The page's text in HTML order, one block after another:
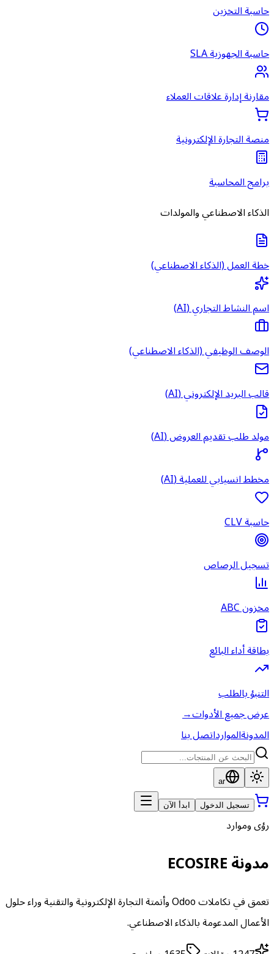
حاسبة التخزين
حاسبة الجهوزية SLA
مقارنة إدارة علاقات العملاء
منصة التجارة الإلكترونية
برامج المحاسبة
الذكاء الاصطناعي والمولدات
خطة العمل (الذكاء الاصطناعي)
اسم النشاط التجاري (AI)
الوصف الوظيفي (الذكاء الاصطناعي)
قالب البريد الإلكتروني (AI)
مولد طلب تقديم العروض (AI)
مخطط انسيابي للعملية (AI)
حاسبة CLV
تسجيل الرصاص
مخزون ABC
بطاقة أداء البائع
التنبؤ بالطلب
عرض جميع الأدوات→
المدونةالموارداتصل بنا
ar
تسجيل الدخول ابدأ الآن
رؤى وموارد
مدونة ECOSIRE
تعمق في تكاملات Odoo وأتمتة التجارة الإلكترونية والتقنية وراء حلول
الأعمال المدعومة بالذكاء الاصطناعي.